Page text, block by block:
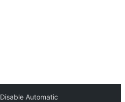
Disable Automatic